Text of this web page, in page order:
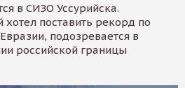
в СИЗО Уссурийска.
поставить рекорд по
подозревается в
российской границы